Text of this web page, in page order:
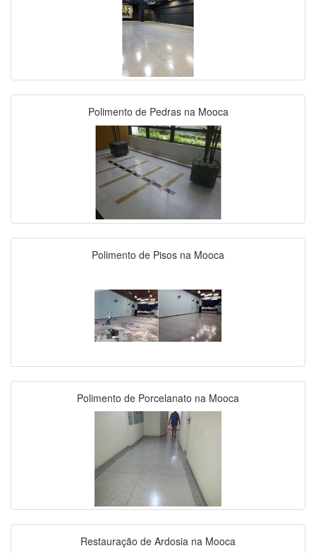
Polimento de Pedras na Mooca
Polimento de Pisos na Mooca
Polimento de Porcelanato na Mooca
Restauração de Ardosia na Mooca